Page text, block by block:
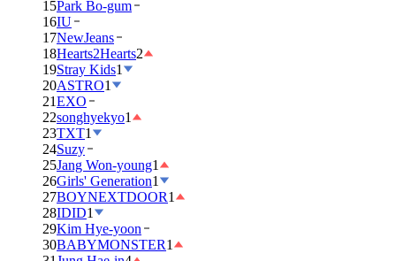
15Park Bo-gum
16IU
17NewJeans
18Hearts2Hearts2
19Stray Kids1
20ASTRO1
21EXO
22songhyekyo1
23TXT1
24Suzy
25Jang Won-young1
26Girls' Generation1
27BOYNEXTDOOR1
28IDID1
29Kim Hye-yoon
30BABYMONSTER1